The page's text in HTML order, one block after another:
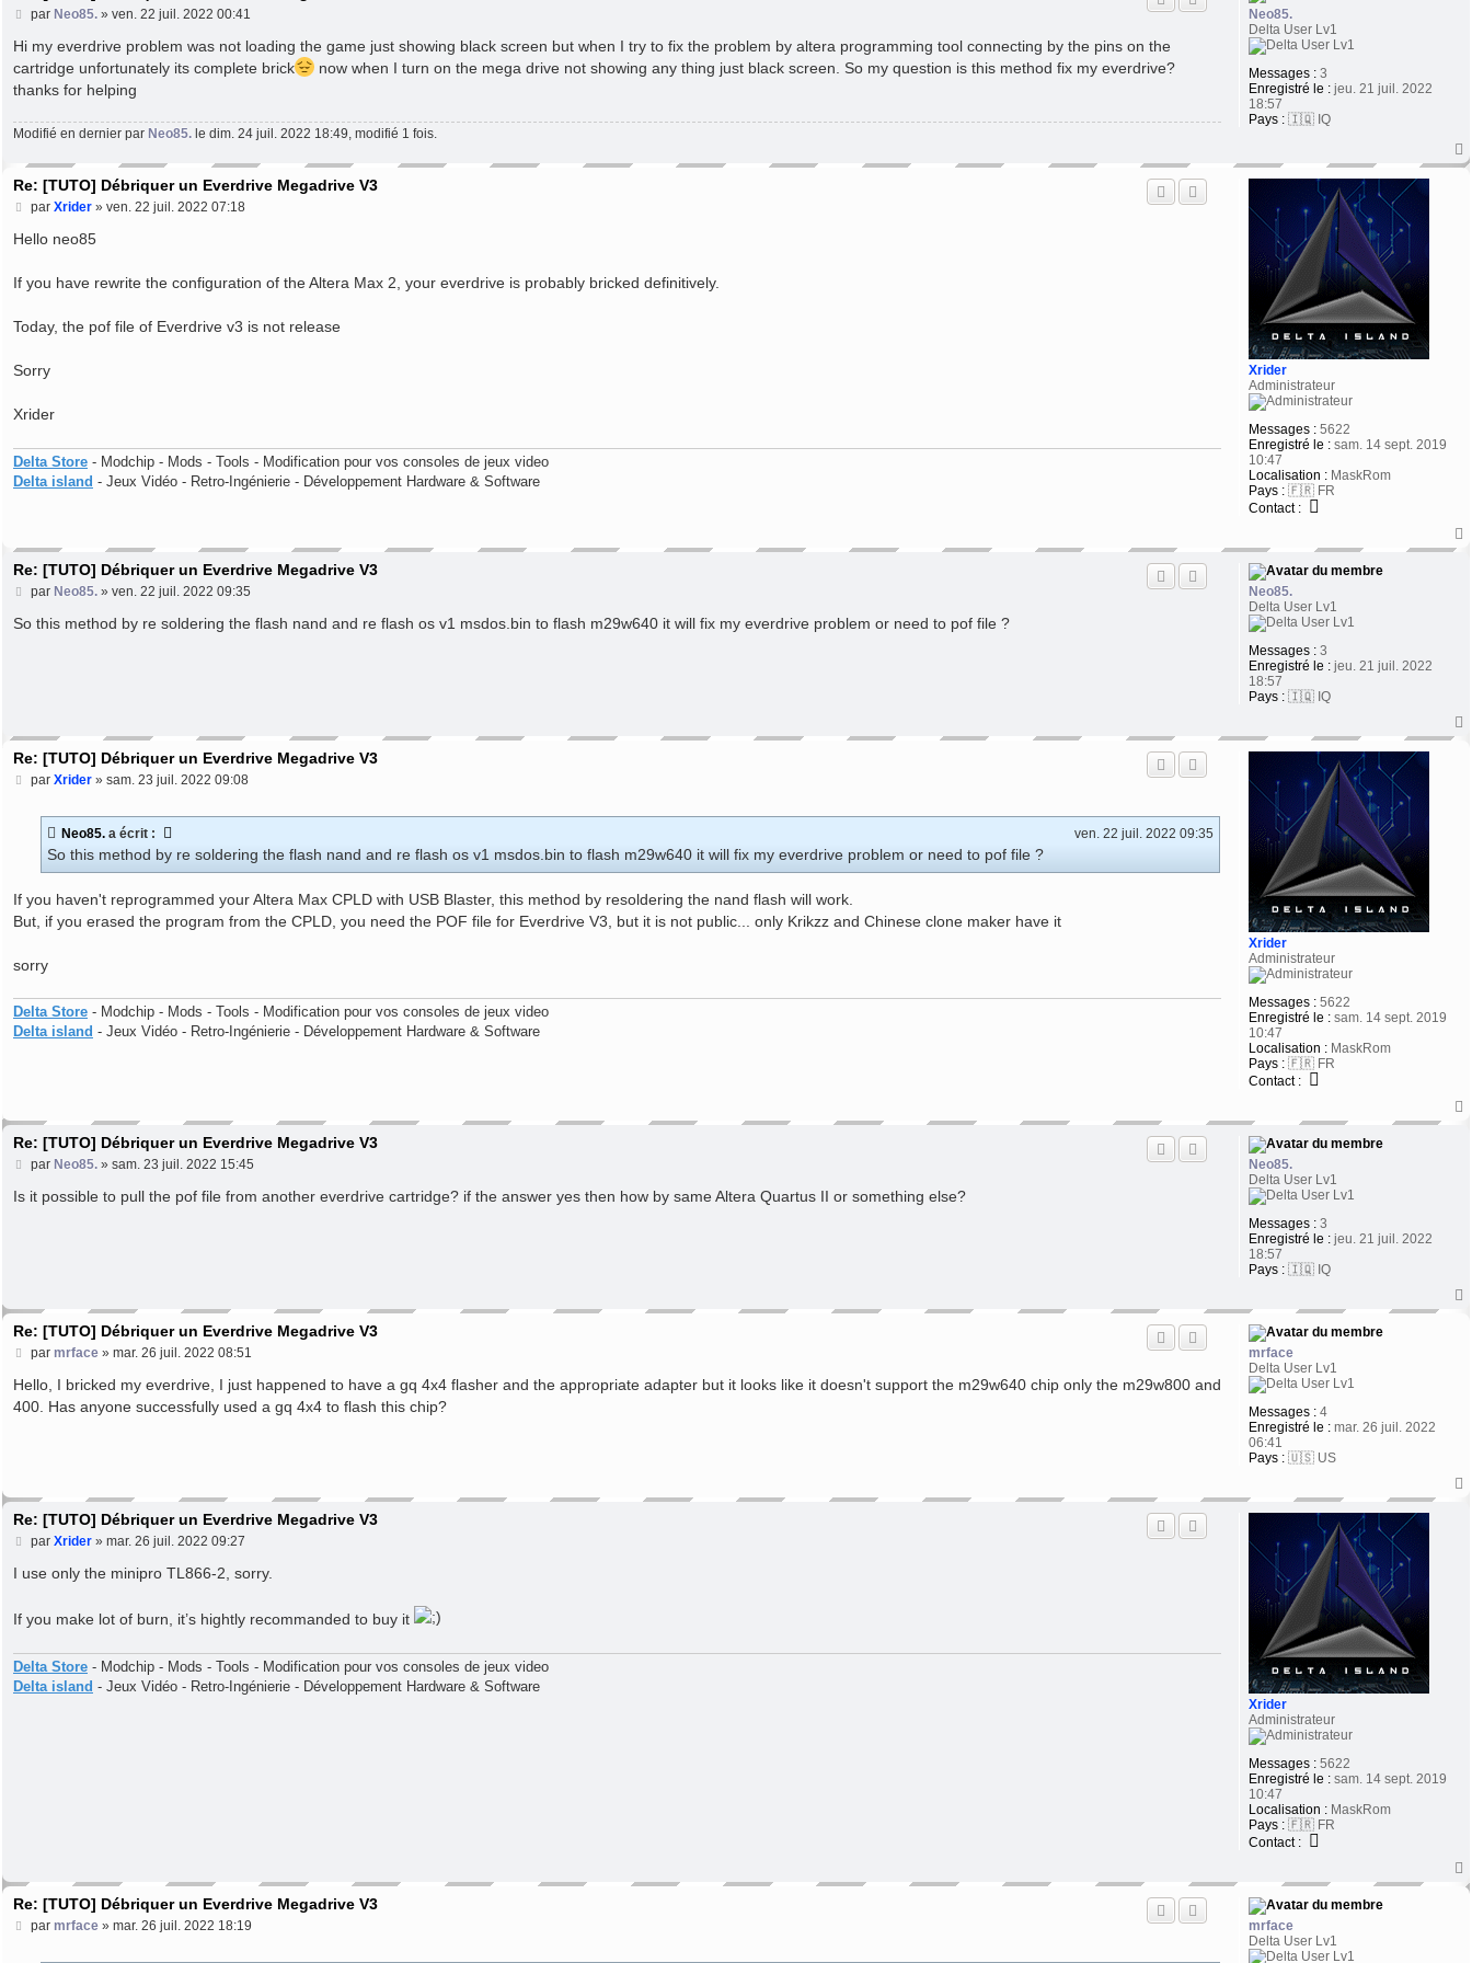
Neo85.
Delta User Lv1
Messages : 3
Enregistré le : jeu. 21 juil. 2022
18:57
Pays : 🇮🇶 IQ
M
s
a
g
par Neo85.» ven. 22 juil. 2022 00:41
Hi my everdrive problem was not loading the game just showing black screen but when I try to fix the problem by altera programming tool connecting by the pins on the
cartridge unfortunately its complete brick
now when I turn on the mega drive not showing any thing just black screen. So my question is this method fix my everdrive?
thanks for helping
Modifié en dernier par Neo85. le dim. 24 juil. 2022 18:49, modifié 1 fois.
Xrider
Administrateur
Messages : 5622
Enregistré le : sam. 14 sept. 2019
10:47
Localisation : MaskRom
Pays : 🇫🇷 FR
Contact :
Re: [TUTO] Débriquer un Everdrive Megadrive V3
M
s
g
par Xrider» ven. 22 juil. 2022 07:18
Hello neo85
If you have rewrite the configuration of the Altera Max 2, your everdrive is probably bricked definitively.
Today, the pof file of Everdrive v3 is not release
Sorry
Xrider
Delta Store - Modchip - Mods - Tools - Modification pour vos consoles de jeux video
Delta island - Jeux Vidéo - Retro-Ingénierie - Développement Hardware & Software
Neo85.
Delta User Lv1
Messages : 3
Enregistré le : jeu. 21 juil. 2022
18:57
Pays : 🇮🇶 IQ
Re: [TUTO] Débriquer un Everdrive Megadrive V3
M
s
par Neo85.» ven. 22 juil. 2022 09:35
So this method by re soldering the flash nand and re flash os v1 msdos.bin to flash m29w640 it will fix my everdrive problem or need to pof file ?
Xrider
Administrateur
Messages : 5622
Enregistré le : sam. 14 sept. 2019
10:47
Localisation : MaskRom
Pays : 🇫🇷 FR
Contact :
Re: [TUTO] Débriquer un Everdrive Megadrive V3
M
par Xrider» sam. 23 juil. 2022 09:08
Neo85. a écrit : ven. 22 juil. 2022 09:35
So this method by re soldering the flash nand and re flash os v1 msdos.bin to flash m29w640 it will fix my everdrive problem or need to pof file ?
If you haven't reprogrammed your Altera Max CPLD with USB Blaster, this method by resoldering the nand flash will work.
But, if you erased the program from the CPLD, you need the POF file for Everdrive V3, but it is not public... only Krikzz and Chinese clone maker have it
sorry
Delta Store - Modchip - Mods - Tools - Modification pour vos consoles de jeux video
Delta island - Jeux Vidéo - Retro-Ingénierie - Développement Hardware & Software
Neo85.
Delta User Lv1
Messages : 3
Enregistré le : jeu. 21 juil. 2022
18:57
Pays : 🇮🇶 IQ
Re: [TUTO] Débriquer un Everdrive Megadrive V3
M
s
par Neo85.» sam. 23 juil. 2022 15:45
Is it possible to pull the pof file from another everdrive cartridge? if the answer yes then how by same Altera Quartus II or something else?
mrface
Delta User Lv1
Messages : 4
Enregistré le : mar. 26 juil. 2022
06:41
Pays : 🇺🇸 US
Re: [TUTO] Débriquer un Everdrive Megadrive V3
M
s
s
a
par mrface» mar. 26 juil. 2022 08:51
Hello, I bricked my everdrive, I just happened to have a gq 4x4 flasher and the appropriate adapter but it looks like it doesn't support the m29w640 chip only the m29w800 and
400. Has anyone successfully used a gq 4x4 to flash this chip?
Xrider
Administrateur
Messages : 5622
Enregistré le : sam. 14 sept. 2019
10:47
Localisation : MaskRom
Pays : 🇫🇷 FR
Contact :
Re: [TUTO] Débriquer un Everdrive Megadrive V3
M
s
g
e
par Xrider» mar. 26 juil. 2022 09:27
I use only the minipro TL866-2, sorry.
If you make lot of burn, it’s hightly recommanded to buy it
Delta Store - Modchip - Mods - Tools - Modification pour vos consoles de jeux video
Delta island - Jeux Vidéo - Retro-Ingénierie - Développement Hardware & Software
mrface
Delta User Lv1
Re: [TUTO] Débriquer un Everdrive Megadrive V3
M
par mrface» mar. 26 juil. 2022 18:19